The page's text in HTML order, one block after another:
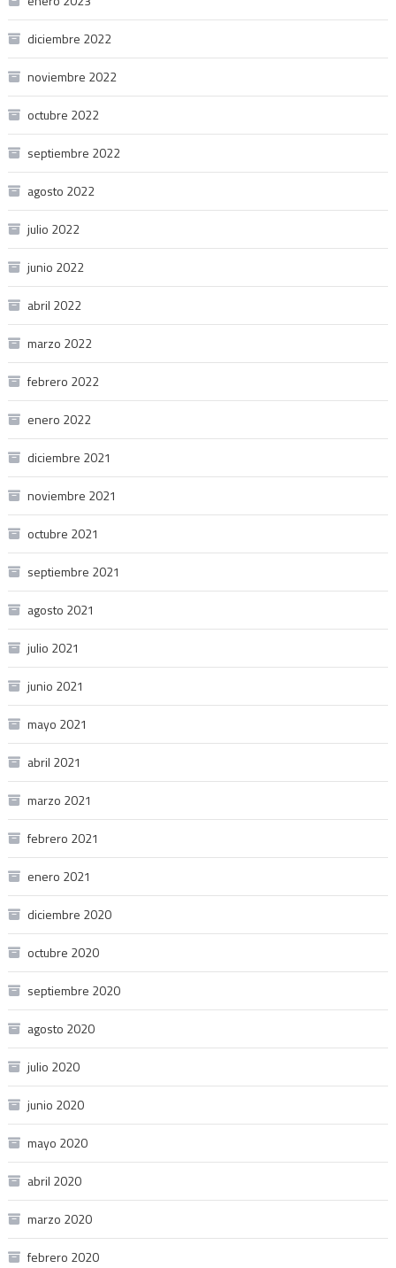
diciembre 2022
noviembre 2022
octubre 2022
septiembre 2022
agosto 2022
julio 2022
junio 2022
abril 2022
marzo 2022
febrero 2022
enero 2022
diciembre 2021
noviembre 2021
octubre 2021
septiembre 2021
agosto 2021
julio 2021
junio 2021
mayo 2021
abril 2021
marzo 2021
febrero 2021
enero 2021
diciembre 2020
octubre 2020
septiembre 2020
agosto 2020
julio 2020
junio 2020
mayo 2020
abril 2020
marzo 2020
febrero 2020